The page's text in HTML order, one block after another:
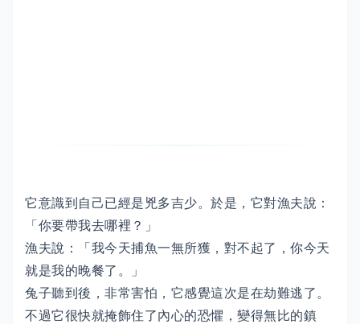
它意識到自己已經是兇多吉少。於是，它對漁夫說：
「你要帶我去哪裡？」
漁夫說：「我今天捕魚一無所獲，對不起了，你今天
就是我的晚餐了。」
兔子聽到後，非常害怕，它感覺這次是在劫難逃了。
不過它很快就掩飾住了內心的恐懼，變得無比的鎮